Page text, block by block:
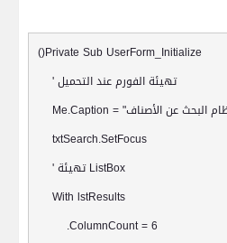
()Private Sub UserForm_Initialize
'تهيئة الفورم عند التحميل
Me.Caption = "البحث عن الأصناف
txtSearch.SetFocus
'تهيئةListBox
With lstResults
.ColumnCount = 6